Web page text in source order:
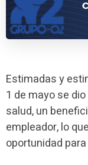
Estimadas y
1 de mayo se
salud, un
empleador, lo
oportunidad